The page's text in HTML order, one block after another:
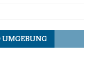
UMGEBUNG